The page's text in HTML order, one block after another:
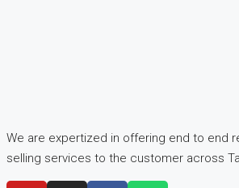
We are expertized in offering end to end
selling services to the customer across